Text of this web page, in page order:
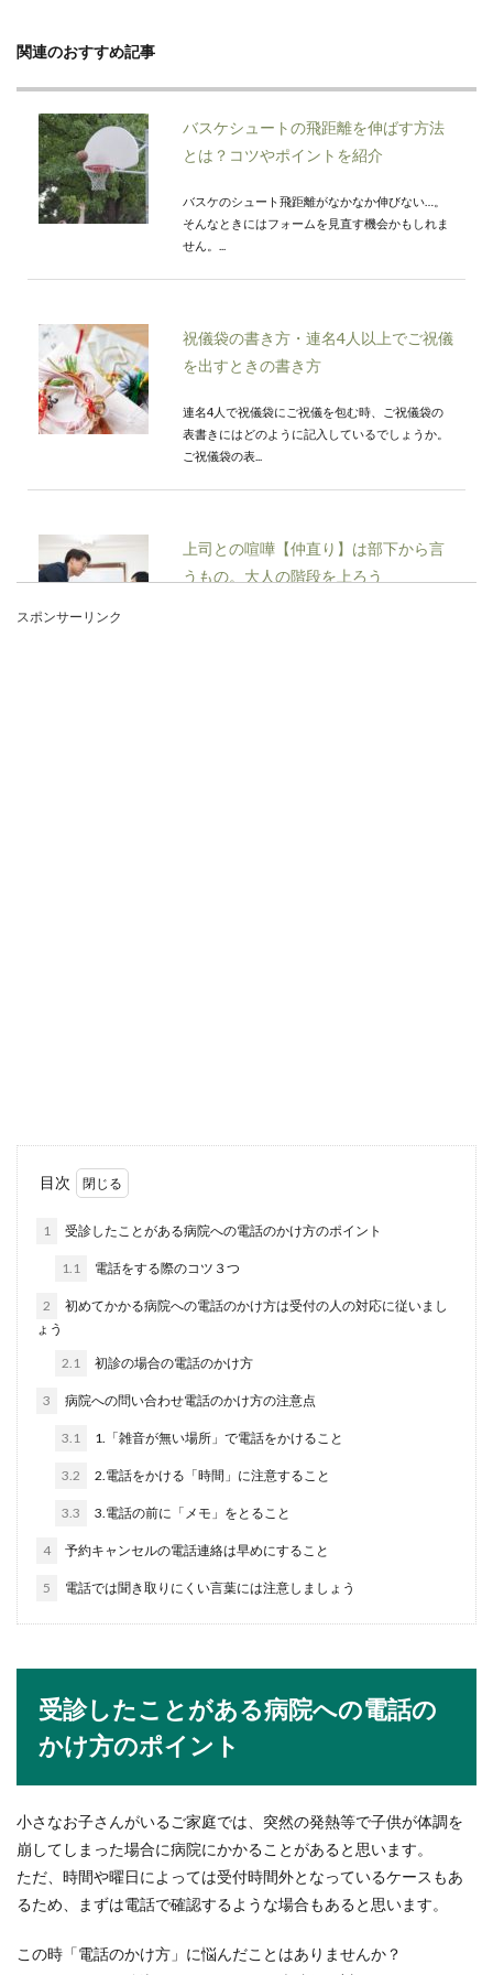
関連のおすすめ記事
バスケシュートの飛距離を伸ばす方法
とは？コツやポイントを紹介
バスケのシュート飛距離がなかなか伸びない…。
そんなときにはフォームを見直す機会かもしれま
せん。...
祝儀袋の書き方・連名4人以上でご祝儀
を出すときの書き方
連名4人で祝儀袋にご祝儀を包む時、ご祝儀袋の
表書きにはどのように記入しているでしょうか。
ご祝儀袋の表...
上司との喧嘩【仲直り】は部下から言
うもの。大人の階段を上ろう
とで、シュート率を上げることができますが、ポ
イントは「足...
航空自衛隊の戦闘機パイロットの年収
ットになりたい人はどのくらいの年収がもらえる
のか気になる...
【新婚夫婦の貯金の平均】毎月貯める
金額について考えよう
とを考えて毎月どのくらい貯金すればいいのか考
えるようにな...
大学生の面接時の荷物はどうするの
か、面接の流れを追って解説
就職活動をしている大学生は企業の面接を受ける
機会があるでしょう。面接のタイプは企業によっ
スポンサーリンク
目次
1 受診したことがある病院への電話のかけ方のポイント
1.1 電話をする際のコツ３つ
2
初めてかかる病院への電話のかけ方は受付の人の対応に従いまし
ょう
2.1 初診の場合の電話のかけ方
3 病院への問い合わせ電話のかけ方の注意点
3.1 1.「雑音が無い場所」で電話をかけること
3.2 2.電話をかける「時間」に注意すること
3.3 3.電話の前に「メモ」をとること
4 予約キャンセルの電話連絡は早めにすること
5 電話では聞き取りにくい言葉には注意しましょう
受診したことがある病院への電話の
かけ方のポイント
小さなお子さんがいるご家庭では、突然の発熱等で子供が体調を
崩してしまった場合に病院にかかることがあると思います。
ただ、時間や曜日によっては受付時間外となっているケースもあ
るため、まずは電話で確認するような場合もあると思います。
この時「電話のかけ方」に悩んだことはありませんか？